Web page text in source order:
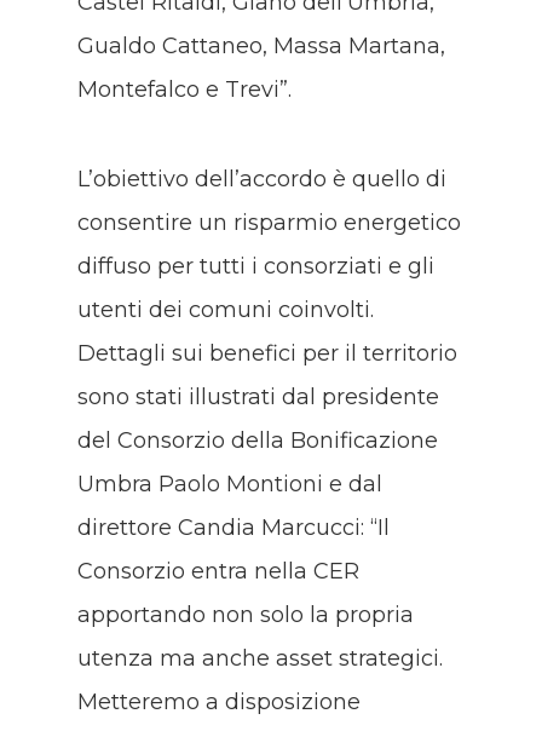
Gualdo Cattaneo, Massa Martana,
Montefalco e Trevi”.
L’obiettivo dell’accordo è quello di
consentire un risparmio energetico
diffuso per tutti i consorziati e gli
utenti dei comuni coinvolti.
Dettagli sui benefici per il territorio
sono stati illustrati dal presidente
del Consorzio della Bonificazione
Umbra Paolo Montioni e dal
direttore Candia Marcucci: “Il
Consorzio entra nella CER
apportando non solo la propria
utenza ma anche asset strategici.
Metteremo a disposizione